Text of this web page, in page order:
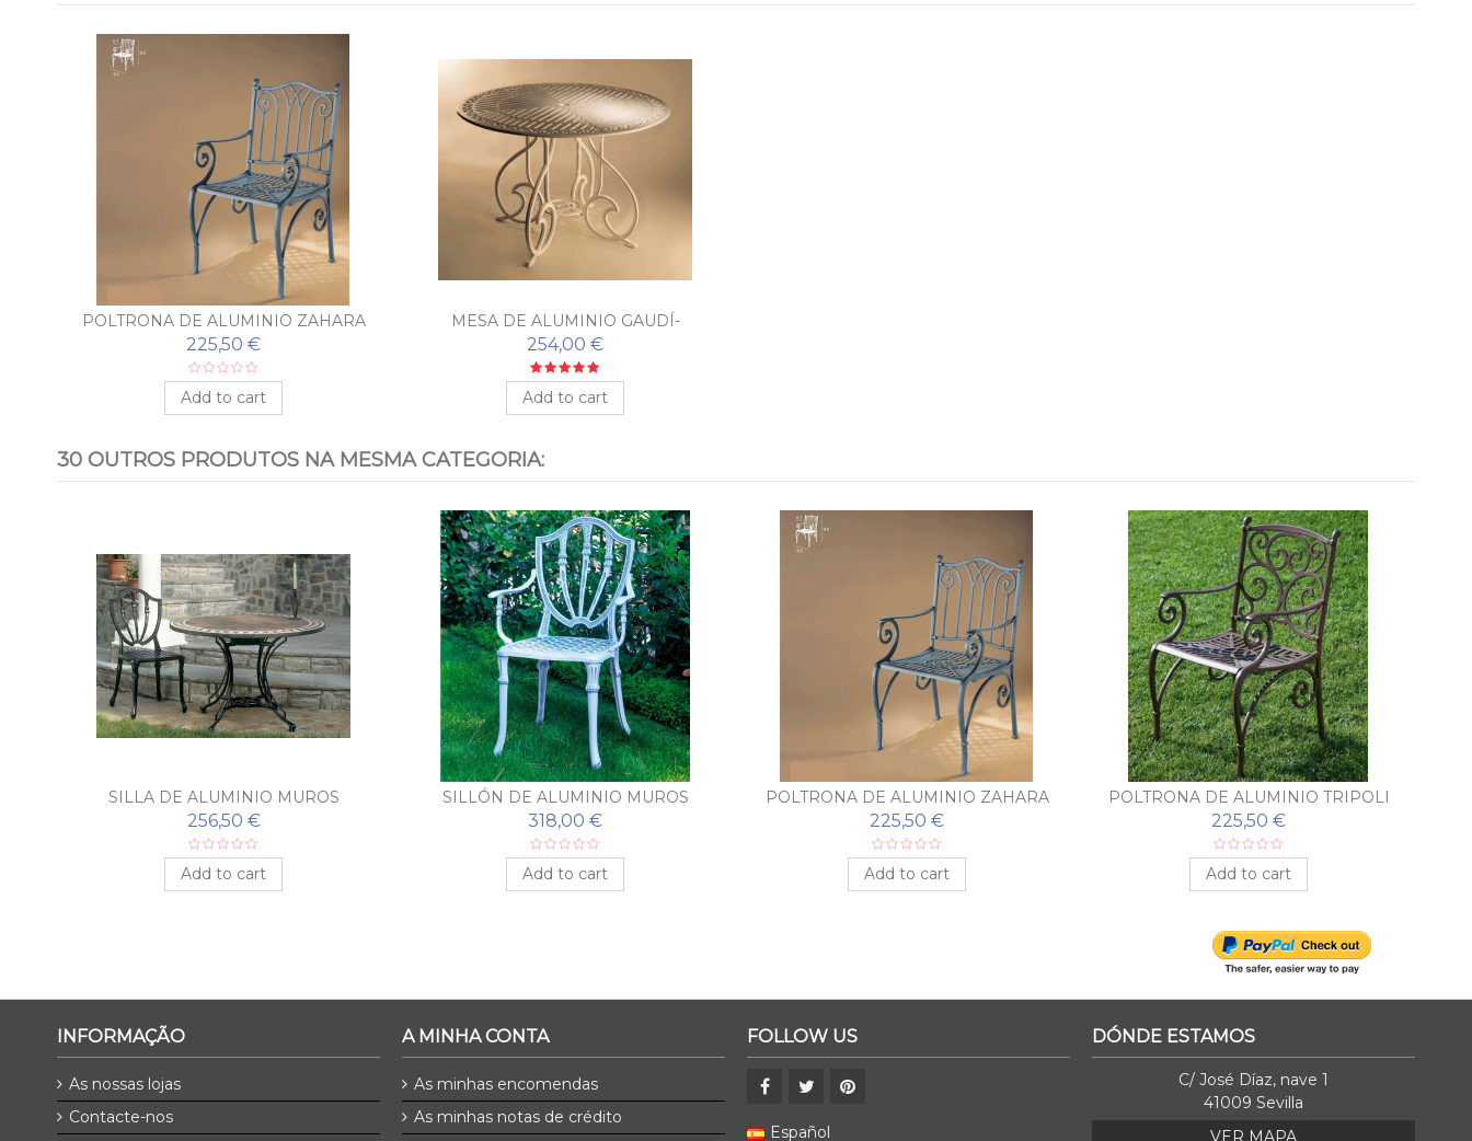
POLTRONA DE ALUMINIO ZAHARA
225,50 €
Add to cart
MESA DE ALUMINIO GAUDÍ-
MARBELLA
254,00 €
Add to cart
30 OUTROS PRODUTOS NA MESMA CATEGORIA:
SILLA DE ALUMINIO MUROS
256,50 €
Add to cart
SILLÓN DE ALUMINIO MUROS
318,00 €
Add to cart
POLTRONA DE ALUMINIO ZAHARA
225,50 €
Add to cart
POLTRONA DE ALUMINIO TRIPOLI
225,50 €
Add to cart
INFORMAÇÃO
As nossas lojas
Contacte-nos
A MINHA CONTA
As minhas encomendas
As minhas notas de crédito
FOLLOW US
Español
DÓNDE ESTAMOS
C/ José Díaz, nave 1
41009 Sevilla
VER MAPA